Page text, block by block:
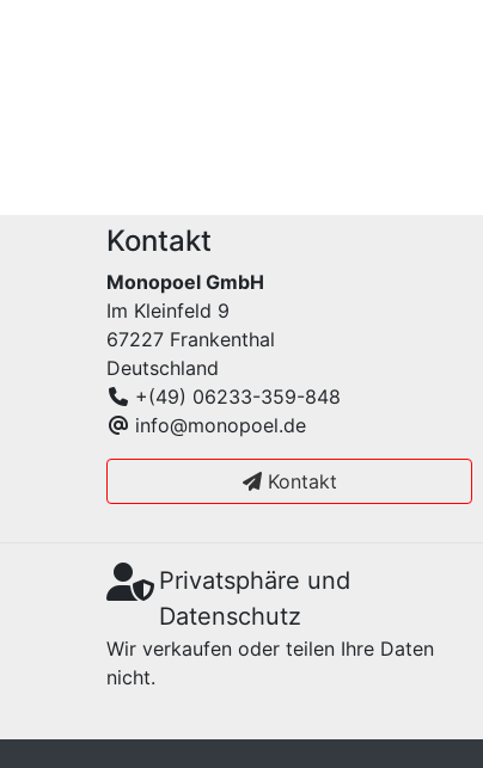
Kontakt
Monopoel GmbH
Im Kleinfeld 9
67227 Frankenthal
Deutschland
+(49) 06233-359-848
info@monopoel.de
Kontakt
Privatsphäre und
Datenschutz
Wir verkaufen oder teilen Ihre Daten
nicht.